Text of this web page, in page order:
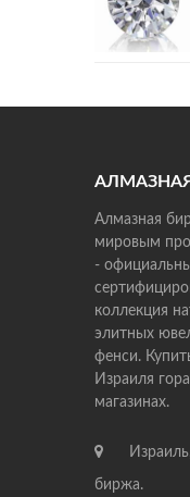
Алмазная
мировым
-
коллекция
элитных
фенси.
Израиля
магазинах.
биржа.